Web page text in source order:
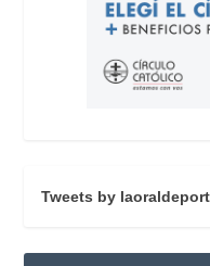
Tweets by